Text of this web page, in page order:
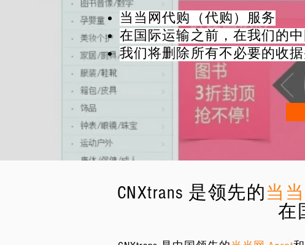
当当网代购（代购）服务
在国际运输之前，在我们的
我们将删除所有不必要的收
CNXtrans 是领先的当
在